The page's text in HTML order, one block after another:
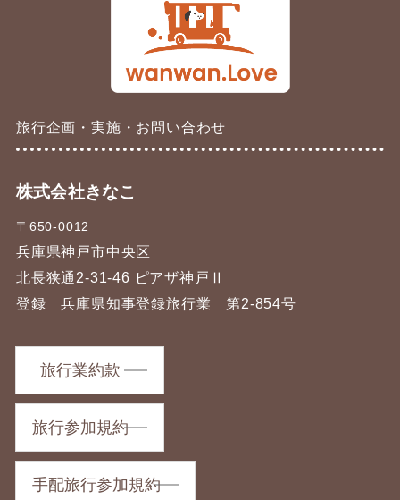
旅行企画・実施・お問い合わせ
株式会社きなこ
〒650-0012
兵庫県神戸市中央区
北長狭通2-31-46 ピアザ神戸Ⅱ
登録 兵庫県知事登録旅行業 第2-854号
旅行業約款
旅行参加規約
手配旅行参加規約